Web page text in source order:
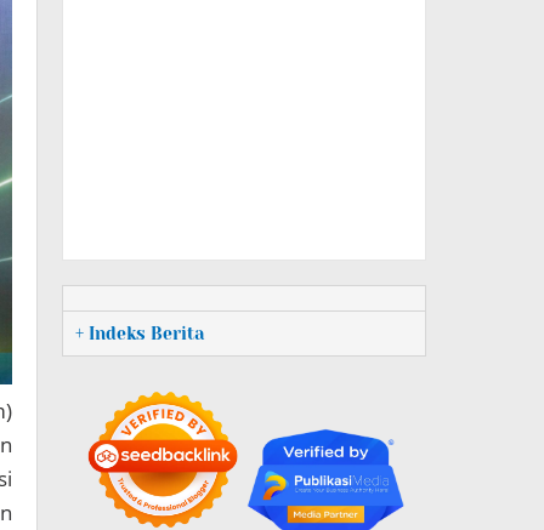
+ Indeks Berita